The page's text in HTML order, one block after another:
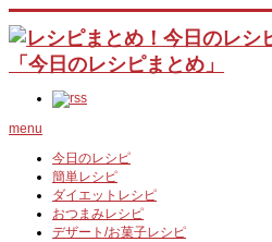
menu
今日のレシピ
簡単レシピ
ダイエットレシピ
おつまみレシピ
デザート/お菓子レシピ